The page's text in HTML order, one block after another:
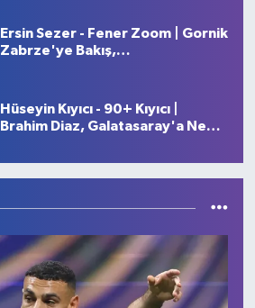
Ersin Sezer - Fener Zoom | Gornik
Zabrze'ye Bakış,
Hüseyin Kıyıcı - 90+ Kıyıcı |
Brahim Diaz, Galatasaray'a Ne